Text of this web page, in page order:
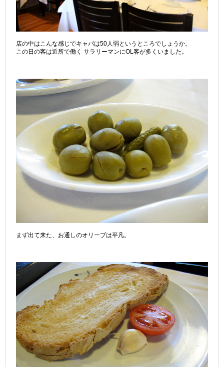
店の中はこんな感じでキャパは50人弱というところでしょうか。
この日の客は近所で働く サラリーマンにOL客が多くいました。
まず出て来た、お通しのオリーブは平凡。